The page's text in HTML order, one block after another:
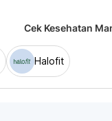
Cek Kesehatan
Halofit